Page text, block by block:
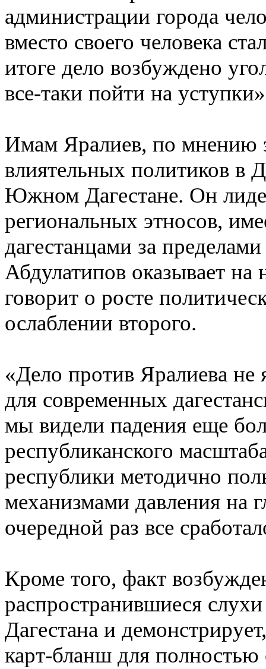
администрации города
вместо своего человека
итоге дело возбуждено
все-таки пойти на
Имам Яралиев, по мнению
влиятельных политиков в
Южном Дагестане. Он
региональных этносов,
дагестанцами за
Абдулатипов оказывает на
говорит о росте
ослаблении второго.
«Дело против Яралиева не
для современных
мы видели падения еще
республиканского
республики методично
механизмами давления на
очередной раз все
Кроме того, факт
распространившиеся
Дагестана и
карт-бланш для полностью